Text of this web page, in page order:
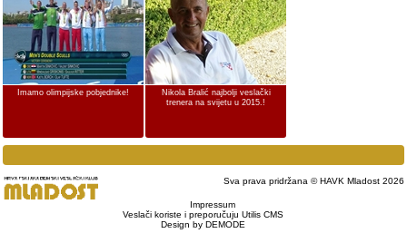
Imamo olimpijske pobjednike!
Nikola Bralić najbolji veslački
trenera na svijetu u 2015.!
Sva prava pridržana © HAVK Mladost 2026
Impressum
Veslači koriste i preporučuju Utilis CMS
Design by DEMODE